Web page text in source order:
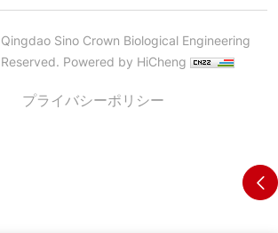
Sino Crown Biological Engineering
Powered by HiCheng
プライバシーポリシー